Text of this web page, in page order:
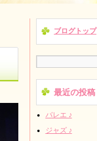
ブログトップ
最近の投稿
バレエ ♪
ジャズ ♪